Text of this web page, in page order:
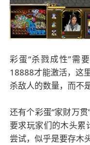
彩蛋“杀戮成性”需
18888才能激活，这
杀敌人的数量，而不
还有个彩蛋“家财万
要求玩家们的木头
尝试，似乎是要存木